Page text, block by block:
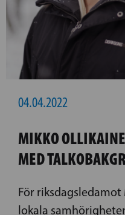
04.04.2022
MIKKO
MED
För
lokala